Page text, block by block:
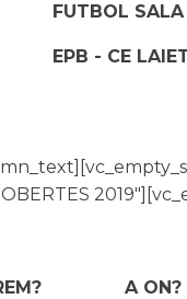
FUTBOL SALA
EPB - CE
A ON?